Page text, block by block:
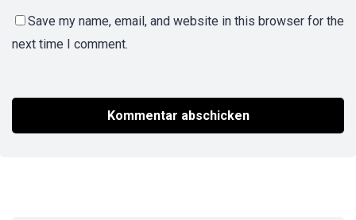
Save my name, email, and website in this browser for the
next time I comment.